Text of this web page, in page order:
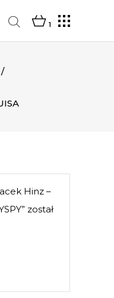
1
/
Hinz –
został